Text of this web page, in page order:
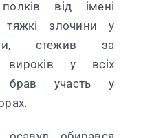
від імені
тяжкі злочини у
стежив за
вироків у всіх
брав участь у